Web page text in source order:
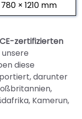
× 1210 mm
CE-zertifizierten
diese
darunter
Kamerun,